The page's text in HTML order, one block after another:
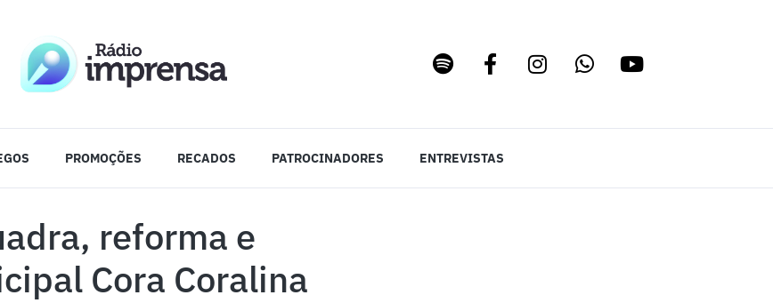
PROMOÇÕES RECADOS PATROCINADORES ENTREVISTAS
reforma e
Cora Coralina